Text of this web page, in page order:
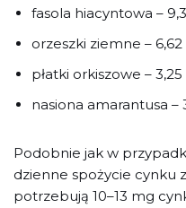
fasola hiacyntowa –
orzeszki ziemne –
płatki orkiszowe –
nasiona amarantusa –
Podobnie jak w
dzienne spożycie cynku
potrzebują 10–13 mg